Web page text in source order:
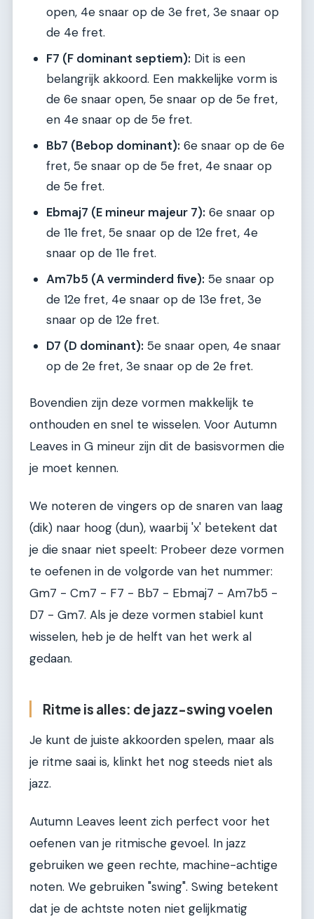
open, 4e snaar op de 3e fret, 3e snaar op
de 4e fret.
F7 (F dominant septiem): Dit is een
belangrijk akkoord. Een makkelijke vorm is
de 6e snaar open, 5e snaar op de 5e fret,
en 4e snaar op de 5e fret.
Bb7 (Bebop dominant): 6e snaar op de 6e
fret, 5e snaar op de 5e fret, 4e snaar op
de 5e fret.
Ebmaj7 (E mineur majeur 7): 6e snaar op
de 11e fret, 5e snaar op de 12e fret, 4e
snaar op de 11e fret.
Am7b5 (A verminderd five): 5e snaar op
de 12e fret, 4e snaar op de 13e fret, 3e
snaar op de 12e fret.
D7 (D dominant): 5e snaar open, 4e snaar
op de 2e fret, 3e snaar op de 2e fret.
Bovendien zijn deze vormen makkelijk te
onthouden en snel te wisselen. Voor Autumn
Leaves in G mineur zijn dit de basisvormen die
je moet kennen.
We noteren de vingers op de snaren van laag
(dik) naar hoog (dun), waarbij 'x' betekent dat
je die snaar niet speelt: Probeer deze vormen
te oefenen in de volgorde van het nummer:
Gm7 - Cm7 - F7 - Bb7 - Ebmaj7 - Am7b5 -
D7 - Gm7. Als je deze vormen stabiel kunt
wisselen, heb je de helft van het werk al
gedaan.
Ritme is alles: de jazz-swing voelen
Je kunt de juiste akkoorden spelen, maar als
je ritme saai is, klinkt het nog steeds niet als
jazz.
Autumn Leaves leent zich perfect voor het
oefenen van je ritmische gevoel. In jazz
gebruiken we geen rechte, machine-achtige
noten. We gebruiken "swing". Swing betekent
dat je de achtste noten niet gelijkmatig